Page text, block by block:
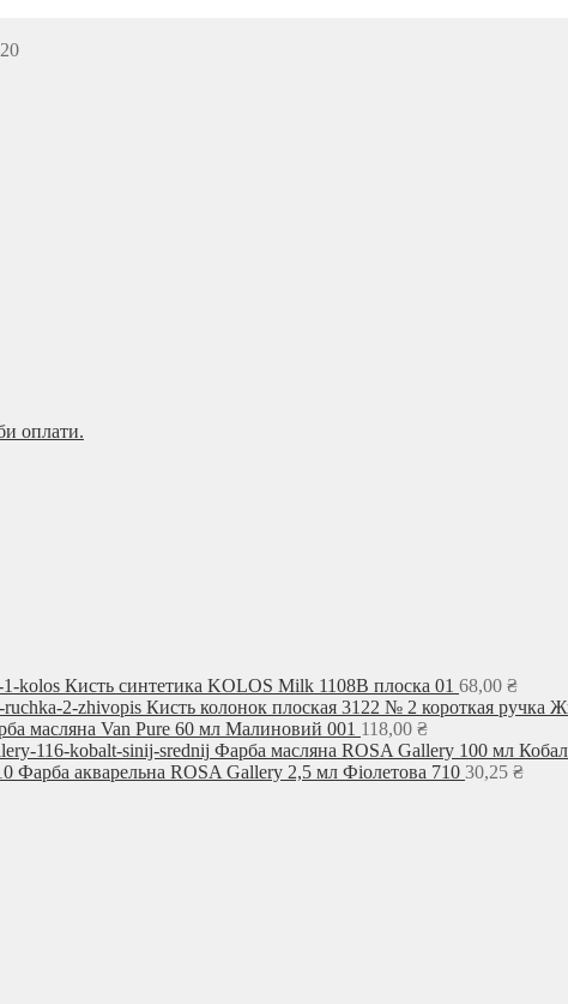
оплати.
Кисть синтетика KOLOS Milk 1108B плоска 01 68,00 ₴
Кисть колонок плоская 3122 № 2 короткая ручка
масляна Van Pure 60 мл Малиновий 001 118,00 ₴
Фарба масляна ROSA Gallery 100 мл
Фарба акварельна ROSA Gallery 2,5 мл Фіолетова 710 30,25 ₴